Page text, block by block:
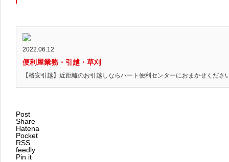
2022.06.12
便利屋業務・引越・草刈
【格安引越】近距離のお引越しならハート便利センターにおまかせくださ
Post
Share
Hatena
Pocket
RSS
feedly
Pin it